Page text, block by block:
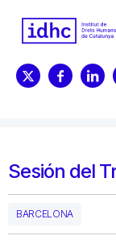
Sesión del
BARCELONA